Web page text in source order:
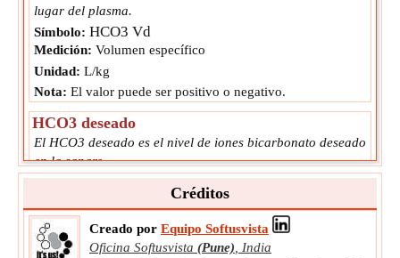
lugar del plasma.
Símbolo: HCO3 Vd
Medición: Volumen específico
Unidad: L/kg
Nota: El valor puede ser positivo o negativo.
HCO3 deseado
El HCO3 deseado es el nivel de iones bicarbonato deseado
en la sangre.
Símbolo: HCO3
Concentración molar
Unidad:
mEq/L
Nota:El valor puede ser positivo o negativo.
Créditos
Creado por Equipo Softusvista
Oficina Softusvista (Pune)
India